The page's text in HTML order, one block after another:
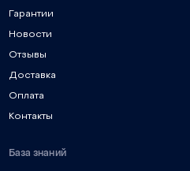
Гарантии
Новости
Отзывы
Доставка
Оплата
Контакты
База знаний